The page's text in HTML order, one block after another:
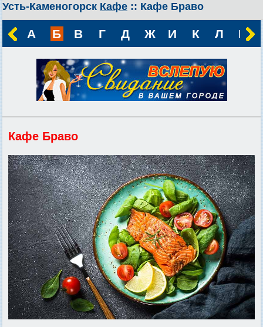
Усть-Каменогорск Кафе :: Кафе Браво
А Б В Г Д Ж И К Л М
Кафе Браво